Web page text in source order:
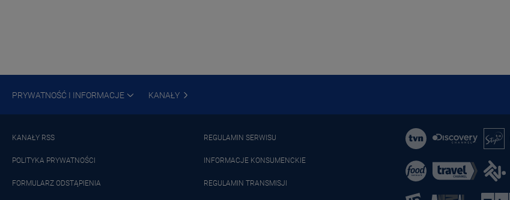
PRYWATNOŚĆ I INFORMACJE KANAŁY
KANAŁY RSS REGULAMIN SERWISU
POLITYKA PRYWATNOŚCI INFORMACJE KONSUMENCKIE
FORMULARZ ODSTĄPIENIA REGULAMIN TRANSMISJI